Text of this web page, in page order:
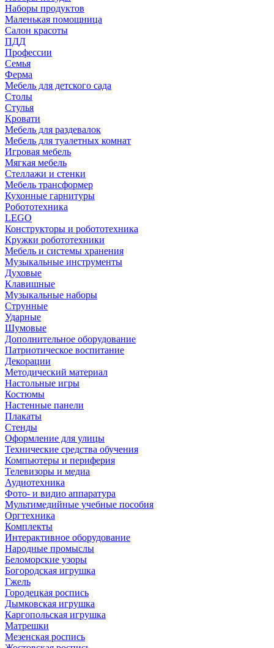
Наборы продуктов
Маленькая помощница
Салон красоты
ПДД
Профессии
Семья
Ферма
Мебель для детского сада
Столы
Cтулья
Кровати
Мебель для раздевалок
Мебель для туалетных комнат
Игровая мебель
Мягкая мебель
Стеллажи и стенки
Мебель трансформер
Кухонные гарнитуры
Робототехника
LEGO
Конструкторы и робототехника
Кружки робототехники
Мебель и системы хранения
Музыкальные инструменты
Духовые
Клавишные
Музыкальные наборы
Струнные
Ударные
Шумовые
Дополнительное оборудование
Патриотическое воспитание
Декорации
Методический материал
Настольные игры
Костюмы
Настенные панели
Плакаты
Стенды
Оформление для улицы
Технические средства обучения
Компьютеры и периферия
Телевизоры и медиа
Аудиотехника
Фото- и видио аппаратура
Мультимедийные учебные пособия
Оргтехника
Комплекты
Интерактивное оборудование
Народные промыслы
Беломорские узоры
Богородская игрушка
Гжель
Городецкая роспись
Дымковская игрушка
Каргопольская игрушка
Матрешки
Мезенская роспись